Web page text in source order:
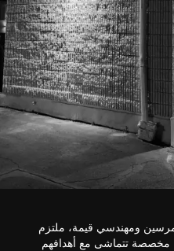
ومهندسي قيمة، ملتزم
مخصصة تتماشى مع أهدافهم